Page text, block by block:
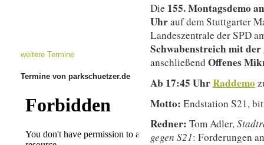
Die 155. Montagsdemo
Uhrauf dem Stuttgarter
Landeszentrale der SPD
Schwabenstreich mit der
anschließendOffenes
Ab 17:45 UhrRaddemo
Motto: Endstation S21,
Redner: Tom Adler,
gegen S21: Forderungen
weitere Termine
Termine von parkschuetzer.de